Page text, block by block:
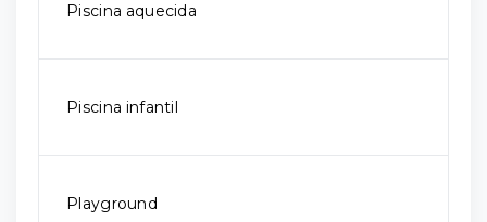
Piscina aquecida
Piscina infantil
Playground